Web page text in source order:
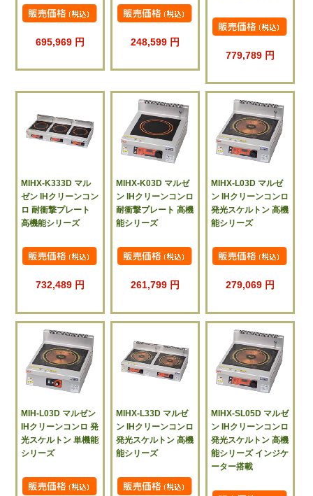
695,969 円 248,599 円
779,789 円
MIHX-K333D マル
ゼン IHクリーンコン
ロ 耐衝撃プレート
高機能シリーズ
732,489 円
MIHX-K03D マルゼ
ン IHクリーンコンロ
耐衝撃プレート 高機
能シリーズ
261,799 円
MIHX-L03D マルゼ
ン IHクリーンコンロ
発光スケルトン 高機
能シリーズ
279,069 円
MIH-L03D マルゼン
IHクリーンコンロ 発
光スケルトン 単機能
シリーズ
MIHX-L33D マルゼ
ン IHクリーンコンロ
発光スケルトン 高機
能シリーズ
MIHX-SL05D マルゼ
ン IHクリーンコンロ
発光スケルトン 高機
能シリーズ インジケ
ーター搭載